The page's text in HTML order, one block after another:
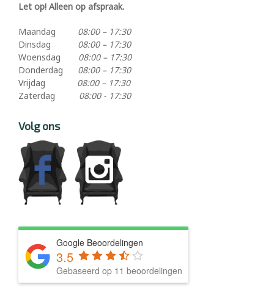
Let op! Alleen op afspraak.
Maandag
08:00 – 17:30
Dinsdag
08:00 – 17:30
Woensdag
08:00 – 17:30
Donderdag
08:00 – 17:30
Vrijdag
08:00 – 17:30
Zaterdag
08:00 - 17:30
Volg ons
Google Beoordelingen
3.5
Gebaseerd op 11 beoordelingen